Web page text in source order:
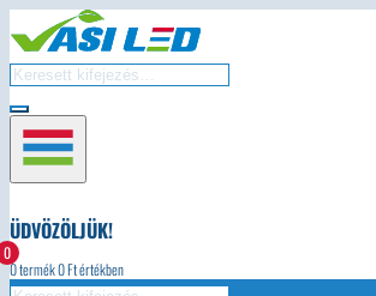
0
ÜDVÖZÖLJÜK!
0termék0Ft értékben